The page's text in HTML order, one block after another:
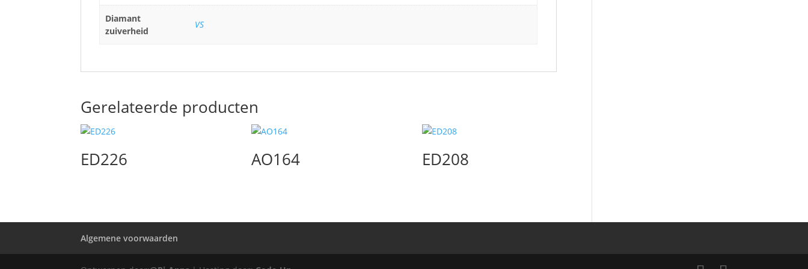
Diamant
zuiverheid
VS
Gerelateerde producten
ED226 AO164 ED208
Algemene voorwaarden